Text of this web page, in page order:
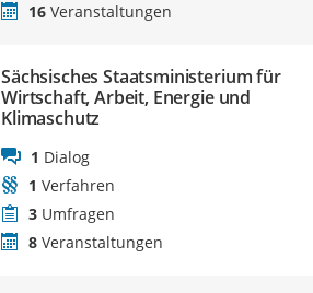
16 Veranstaltungen
Sächsisches Staatsministerium für
Wirtschaft, Arbeit, Energie und
Klimaschutz
1 Dialog
1 Verfahren
3 Umfragen
8 Veranstaltungen